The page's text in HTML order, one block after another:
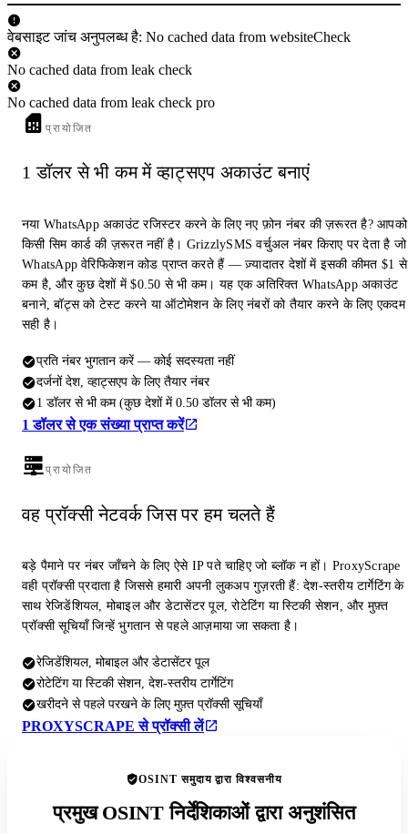
वेबसाइट जांच अनुपलब्ध है: No cached data from websiteCheck
No cached data from leak check
No cached data from leak check pro
प्रायोजित
1 डॉलर से भी कम में व्हाट्सएप अकाउंट बनाएं
नया WhatsApp अकाउंट रजिस्टर करने के लिए नए फ़ोन नंबर की ज़रूरत है? आपको
किसी सिम कार्ड की ज़रूरत नहीं है। GrizzlySMS वर्चुअल नंबर किराए पर देता है जो
WhatsApp वेरिफिकेशन कोड प्राप्त करते हैं — ज़्यादातर देशों में इसकी कीमत $1 से
कम है, और कुछ देशों में $0.50 से भी कम। यह एक अतिरिक्त WhatsApp अकाउंट
बनाने, बॉट्स को टेस्ट करने या ऑटोमेशन के लिए नंबरों को तैयार करने के लिए एकदम
सही है।
प्रति नंबर भुगतान करें — कोई सदस्यता नहीं
दर्जनों देश, व्हाट्सएप के लिए तैयार नंबर
1 डॉलर से भी कम (कुछ देशों में 0.50 डॉलर से भी कम)
1 डॉलर से एक संख्या प्राप्त करें
प्रायोजित
वह प्रॉक्सी नेटवर्क जिस पर हम चलते हैं
बड़े पैमाने पर नंबर जाँचने के लिए ऐसे IP पते चाहिए जो ब्लॉक न हों। ProxyScrape
वही प्रॉक्सी प्रदाता है जिससे हमारी अपनी लुकअप गुज़रती हैं: देश-स्तरीय टार्गेटिंग के
साथ रेजिडेंशियल, मोबाइल और डेटासेंटर पूल, रोटेटिंग या स्टिकी सेशन, और मुफ़्त
प्रॉक्सी सूचियाँ जिन्हें भुगतान से पहले आज़माया जा सकता है।
रेजिडेंशियल, मोबाइल और डेटासेंटर पूल
रोटेटिंग या स्टिकी सेशन, देश-स्तरीय टार्गेटिंग
खरीदने से पहले परखने के लिए मुफ़्त प्रॉक्सी सूचियाँ
PROXYSCRAPE से प्रॉक्सी लें
OSINT समुदाय द्वारा विश्वसनीय
प्रमुख OSINT निर्देशिकाओं द्वारा अनुशंसित